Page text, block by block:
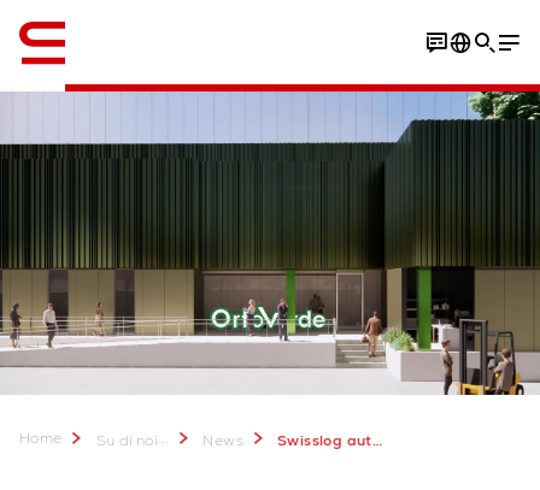
Home Su di noi... News Swisslog automatizzerà il magazzino di prodotti surgelati per Orto Verde